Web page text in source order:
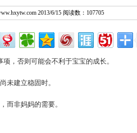
2013/6/15 阅读数：107705
，否则可能会不利于宝宝的成长。
未建立稳固时。
而非妈妈的需要。